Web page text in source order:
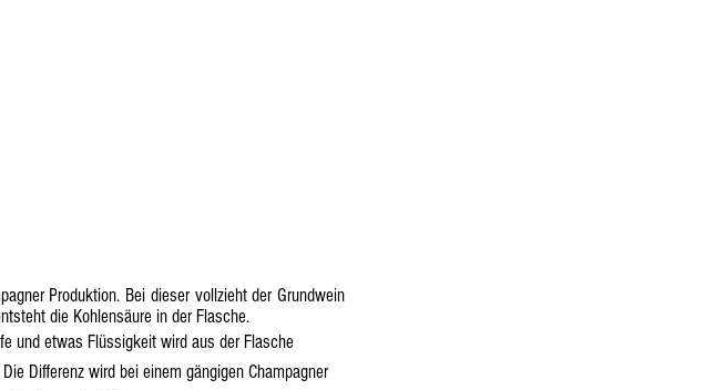
Produktion. Bei dieser vollzieht der Grundwein
die Kohlensäure in der Flasche.
und etwas Flüssigkeit wird aus der Flasche
Differenz wird bei einem gängigen Champagner